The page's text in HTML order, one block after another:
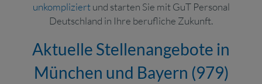
unkompliziertund starten Sie mit GuT Personal
Deutschland in Ihre berufliche Zukunft.
Aktuelle Stellenangebote in
München und Bayern (979)